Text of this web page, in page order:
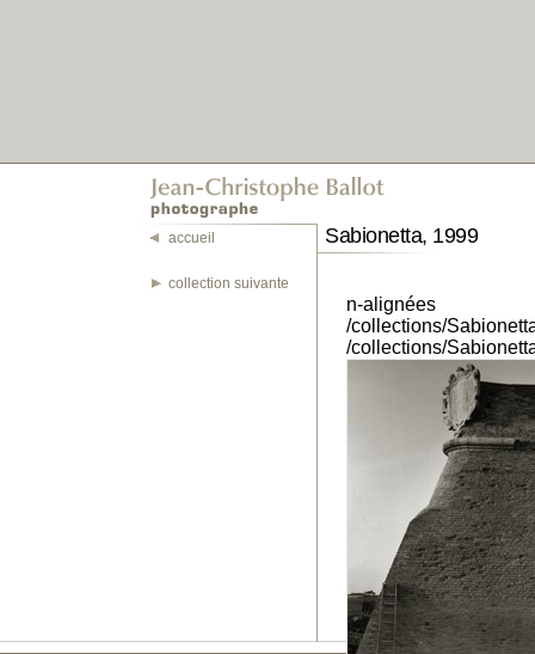
accueil
collection suivante
Sabionetta, 1999
n-alignées
/collections/
/collections/